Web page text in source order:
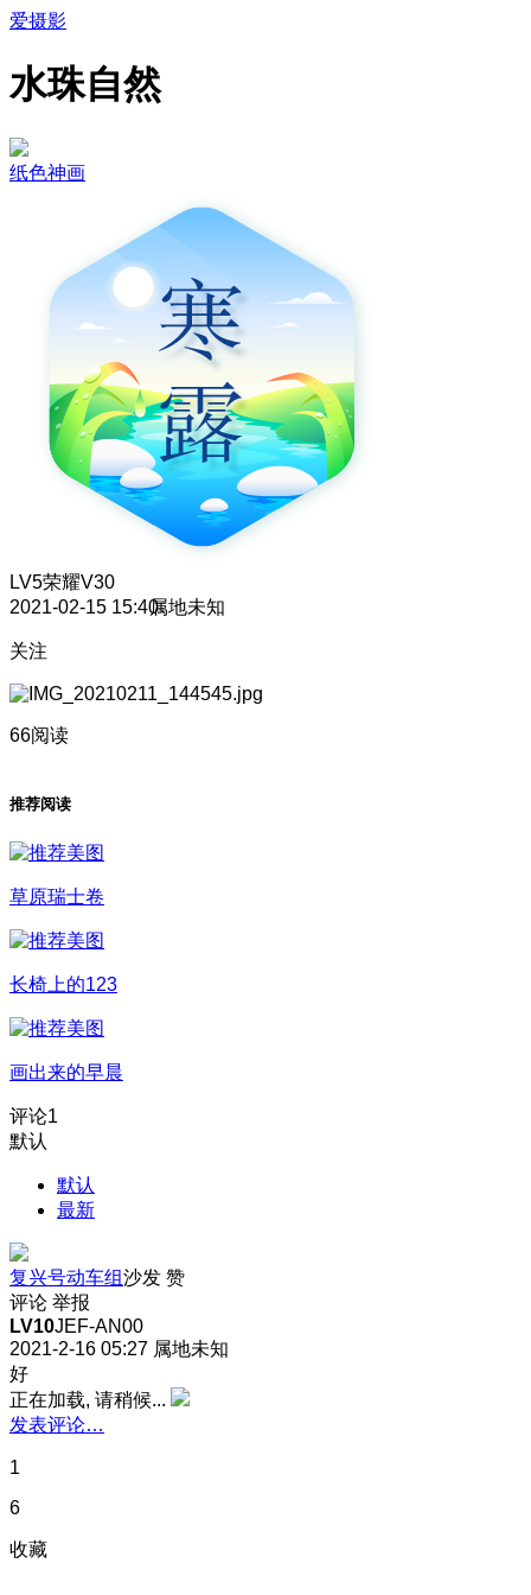
爱摄影
水珠自然
纸色神画
LV5荣耀V30
2021-02-15 15:40属地未知
关注
66阅读
推荐阅读
草原瑞士卷
长椅上的123
画出来的早晨
评论1
默认
默认
最新
复兴号动车组沙发 赞
评论 举报
LV10JEF-AN00
2021-2-16 05:27 属地未知
好
正在加载, 请稍候...
发表评论…
1
6
收藏